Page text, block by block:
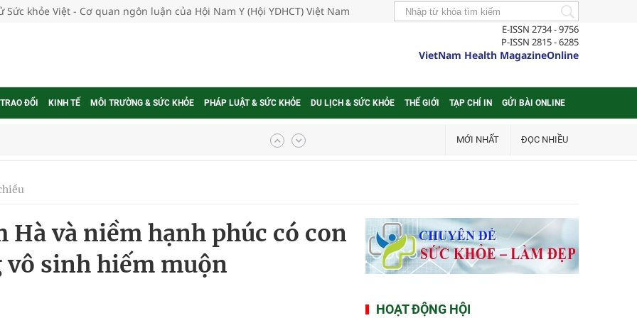
Sức khỏe Việt - Cơ quan ngôn luận của Hội Nam Y (Hội YDHCT) Việt Nam
E-ISSN 2734 - 9756
P-ISSN 2815 - 6285
VietNam Health MagazineOnline
ĐỔI KINH TẾ MÔI TRƯỜNG & SỨC KHỎE PHÁP LUẬT & SỨC KHỎE DU LỊCH & SỨC KHỎE THẾ GIỚI TẠP CHÍ IN GỬI BÀI ONLINE
nhiệt độ cao nhất 35 độ
gia
thực tế
MỚI NHẤT ĐỌC NHIỀU
Hà và niềm hạnh phúc có con
vô sinh hiếm muộn
HOẠT ĐỘNG HỘI